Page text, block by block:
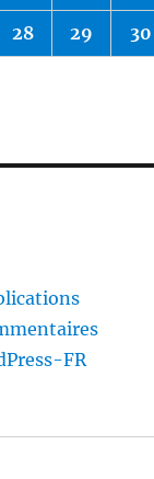
28 29 30
FR